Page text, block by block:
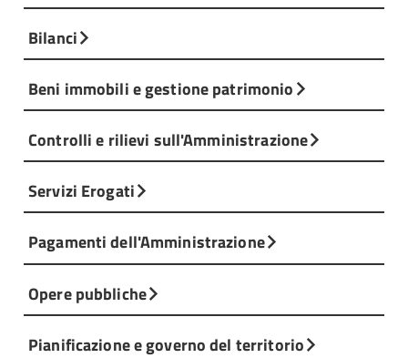
Bilanci
Beni immobili e gestione patrimonio
Controlli e rilievi sull'Amministrazione
Servizi Erogati
Pagamenti dell'Amministrazione
Opere pubbliche
Pianificazione e governo del territorio